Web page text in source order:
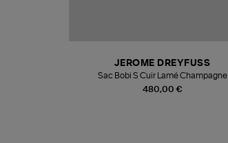
480,00 €
JEROME DREYFUSS
Sac Bobi S Cuir Lamé Champagne